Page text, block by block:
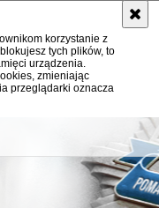
korzystanie z
tych plików, to
urządzenia.
zmieniając
przeglądarki oznacza